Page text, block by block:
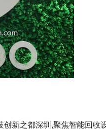
新之都深圳,聚焦智能回收